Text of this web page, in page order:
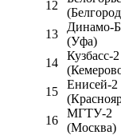
12
13
Динамо-
(Уфа)
14
Кузбасс-2
15
Енисей-2
16
МГТУ-2
(Москва)